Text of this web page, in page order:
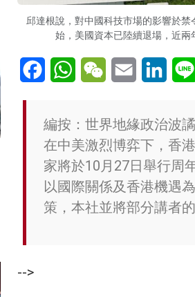
邱達根說，對中國科技市場的影響於
始，美國資本已陸續退場，近兩
FacebookWhatsAppWeChatEmail
編按：世界地緣政治波
在中美激烈博弈下，香
家將於10月27日舉行周
以國際關係及香港機遇
策，本社並將部分講者
-->